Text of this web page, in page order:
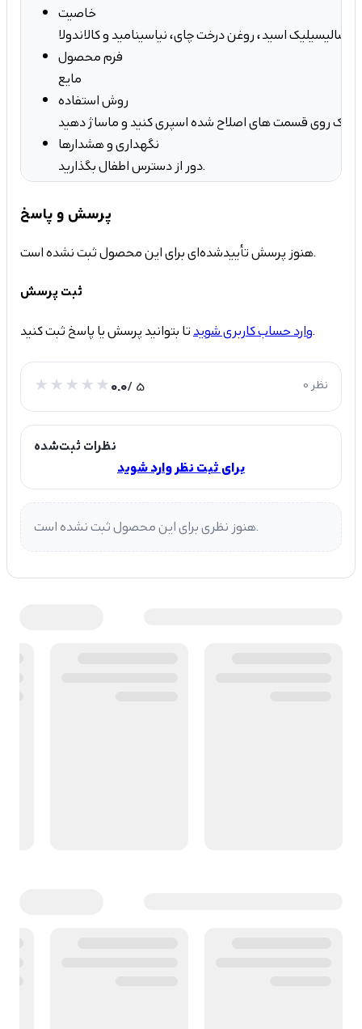
خاصیت
سالیسیلیک اسید، روغن درخت چای، نیاسینامید و کالاندولا
فرم محصول
مایع
روش استفاده
نازک روی قسمت های اصلاح شده اسپری کنید و ماساژ دهید
نگهداری و هشدارها
دور از دسترس اطفال بگذارید.
پرسش و پاسخ
هنوز پرسش تأییدشده‌ای برای این محصول ثبت نشده است.
ثبت پرسش
وارد حساب کاربری شویدتا بتوانید پرسش یا پاسخ ثبت کنید.
0.0/ 5 0 نظر
نظرات ثبت‌شده
برای ثبت نظر وارد شوید
هنوز نظری برای این محصول ثبت نشده است.